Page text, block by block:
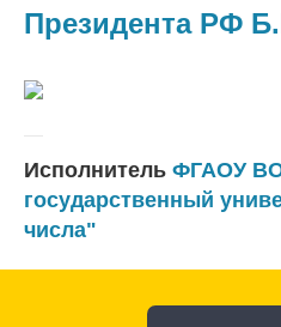
Президента РФ
Исполнитель ФГАОУ
государственный
числа"